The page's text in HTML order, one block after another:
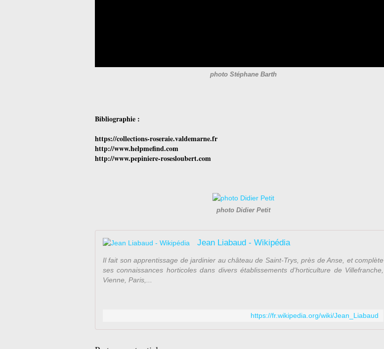
photo Stéphane Barth
Bibliographie :
https://collections-roseraie.valdemarne.fr
http://www.helpmefind.com
http://www.pepiniere-rosesloubert.com
photo Didier Petit
Jean Liabaud - Wikipédia
Il fait son apprentissage de jardinier au château de Saint-Trys, près de Anse, et complète
ses connaissances horticoles dans divers établissements d'horticulture de Villefranche,
Vienne, Paris,...
https://fr.wikipedia.org/wiki/Jean_Liabaud